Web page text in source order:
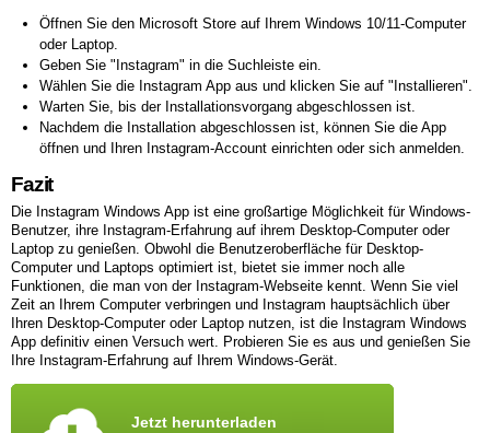
Öffnen Sie den Microsoft Store auf Ihrem Windows 10/11-Computer
oder Laptop.
Geben Sie "Instagram" in die Suchleiste ein.
Wählen Sie die Instagram App aus und klicken Sie auf "Installieren".
Warten Sie, bis der Installationsvorgang abgeschlossen ist.
Nachdem die Installation abgeschlossen ist, können Sie die App
öffnen und Ihren Instagram-Account einrichten oder sich anmelden.
Fazit
Die Instagram Windows App ist eine großartige Möglichkeit für Windows-
Benutzer, ihre Instagram-Erfahrung auf ihrem Desktop-Computer oder
Laptop zu genießen. Obwohl die Benutzeroberfläche für Desktop-
Computer und Laptops optimiert ist, bietet sie immer noch alle
Funktionen, die man von der Instagram-Webseite kennt. Wenn Sie viel
Zeit an Ihrem Computer verbringen und Instagram hauptsächlich über
Ihren Desktop-Computer oder Laptop nutzen, ist die Instagram Windows
App definitiv einen Versuch wert. Probieren Sie es aus und genießen Sie
Ihre Instagram-Erfahrung auf Ihrem Windows-Gerät.
Jetzt herunterladen